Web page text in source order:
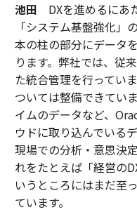
池田 DXを進めるにあ
「システム基盤強化」
本の柱の部分にデータ
ります。弊社では、従
た統合管理を行ってい
ついては整備できてい
イムのデータなど、
ウドに取り込んでいる
現場での分析・意思決
れをたとえば「経営の
いうところにはまだ至
ています。